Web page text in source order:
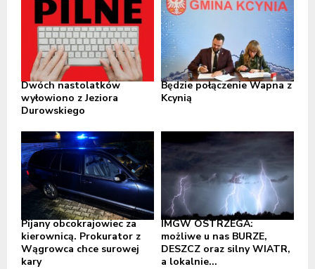
Dwóch nastolatków
wyłowiono z Jeziora
Durowskiego
Będzie połączenie Wapna z
Kcynią
Pijany obcokrajowiec za
kierownicą. Prokurator z
Wągrowca chce surowej
kary
IMGW OSTRZEGA:
możliwe u nas BURZE,
DESZCZ oraz silny WIATR,
a lokalnie...